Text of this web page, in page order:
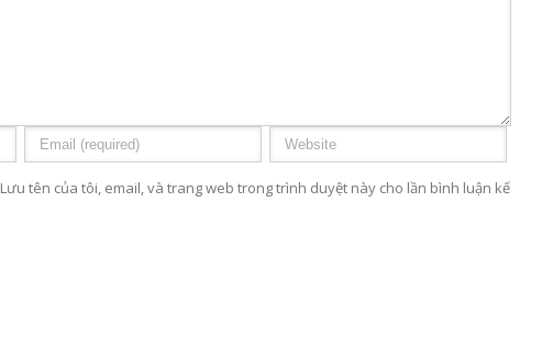
Lưu tên của tôi, email, và trang web trong trình duyệt này cho lần bình luận kế